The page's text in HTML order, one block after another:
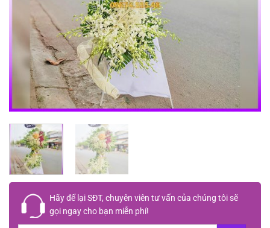
Hãy để lạiSĐT, chuyên viên tư vấn của chúng tôi sẽ
gọi ngay cho bạn miễn phí!